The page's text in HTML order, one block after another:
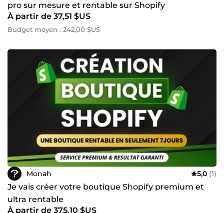
pro sur mesure et rentable sur Shopify
À partir de 37,51 $US
Budget moyen : 242,00 $US
Monah 5,0 (1)
Je vais créer votre boutique Shopify premium et
ultra rentable
À partir de 375,10 $US